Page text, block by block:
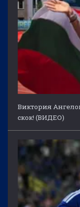
Виктория
скок! (ВИДЕО)